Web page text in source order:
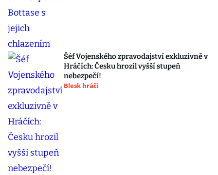
Šéf Vojenského zpravodajství exkluzivně v
Hráčích: Česku hrozil vyšší stupeň
nebezpečí!
Blesk hráči